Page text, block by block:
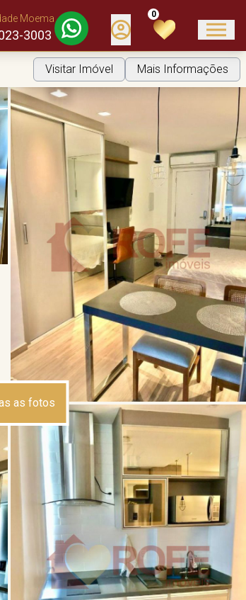
Moema
3003
0
Visitar Imóvel Mais Informações
as fotos